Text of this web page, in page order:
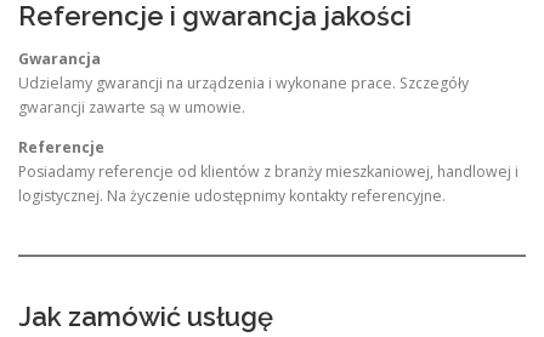
Referencje i gwarancja jakości
Gwarancja
Udzielamy gwarancji na urządzenia i wykonane prace. Szczegóły
gwarancji zawarte są w umowie.
Referencje
Posiadamy referencje od klientów z branży mieszkaniowej, handlowej i
logistycznej. Na życzenie udostępnimy kontakty referencyjne.
Jak zamówić usługę